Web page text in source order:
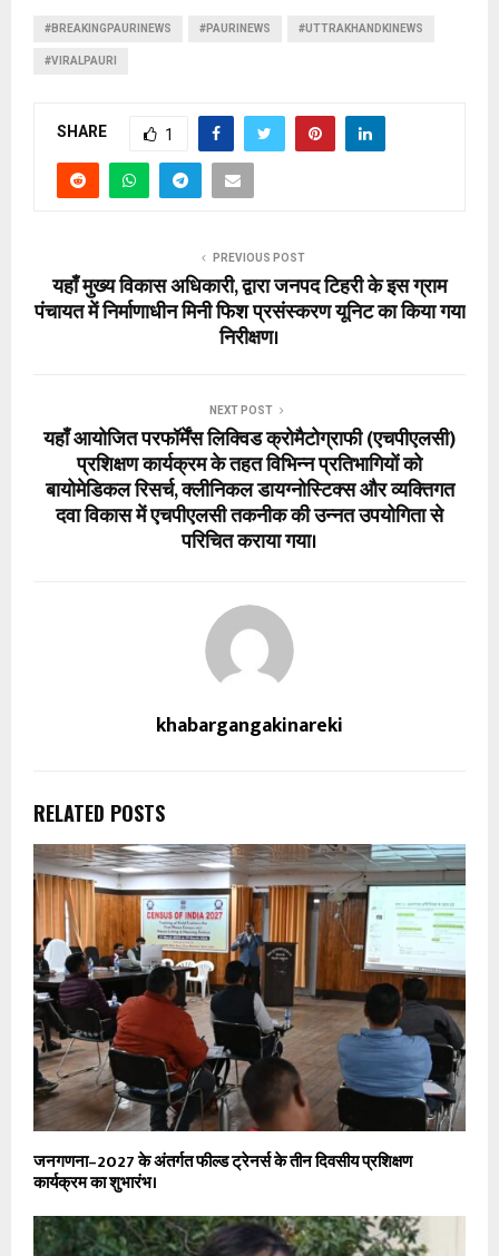
#BREAKINGPAURINEWS #PAURINEWS #UTTRAKHANDKINEWS
#VIRALPAURI
SHARE 1
PREVIOUS POST
यहाँ मुख्य विकास अधिकारी, द्वारा जनपद टिहरी के इस ग्राम
पंचायत में निर्माणाधीन मिनी फिश प्रसंस्करण यूनिट का किया गया
निरीक्षण।
NEXT POST
यहाँ आयोजित परफॉर्मेंस लिक्विड क्रोमैटोग्राफी (एचपीएलसी)
प्रशिक्षण कार्यक्रम के तहत विभिन्न प्रतिभागियों को
बायोमेडिकल रिसर्च, क्लीनिकल डायग्नोस्टिक्स और व्यक्तिगत
दवा विकास में एचपीएलसी तकनीक की उन्नत उपयोगिता से
परिचित कराया गया।
khabargangakinareki
RELATED POSTS
जनगणना–2027 के अंतर्गत फील्ड ट्रेनर्स के तीन दिवसीय प्रशिक्षण
कार्यक्रम का शुभारंभ।